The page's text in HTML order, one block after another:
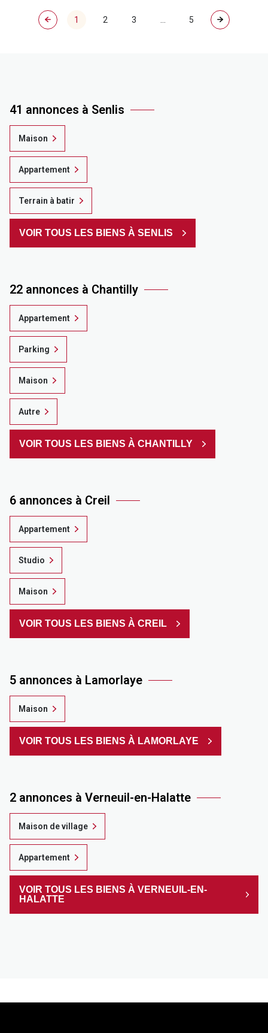
1 2 3 5
41 annonces à Senlis
Maison
Appartement
Terrain à batir
VOIR TOUS LES BIENS À SENLIS
22 annonces à Chantilly
Appartement
Parking
Maison
Autre
VOIR TOUS LES BIENS À CHANTILLY
6 annonces à Creil
Appartement
Studio
Maison
VOIR TOUS LES BIENS À CREIL
5 annonces à Lamorlaye
Maison
VOIR TOUS LES BIENS À LAMORLAYE
2 annonces à Verneuil-en-Halatte
Maison de village
Appartement
VOIR TOUS LES BIENS À VERNEUIL-EN-
HALATTE